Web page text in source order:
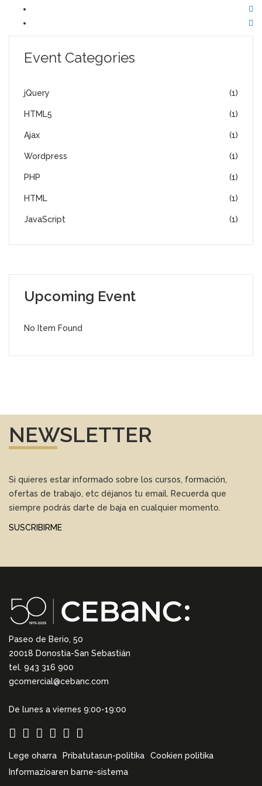
Event Categories
jQuery (1)
HTML5 (1)
Ajax (1)
Wordpress (1)
PHP (1)
HTML (1)
JavaScript (1)
Upcoming Event
No Item Found
NEWSLETTER
Si quieres estar informado sobre los cursos, formación,
ofertas de trabajo, etc déjanos tu email. Recuerda que
siempre podrás darte de baja en cualquier momento.
SUSCRIBIRME
Paseo de Berio, 50
20018 Donostia-San Sebastián
tel. 943 316 900
gcomercial@cebanc.com
De lunes a viernes 9:00-19:00
Lege oharra Pribatutasun-politika
Cookien politika
Informazioaren barne-sistema